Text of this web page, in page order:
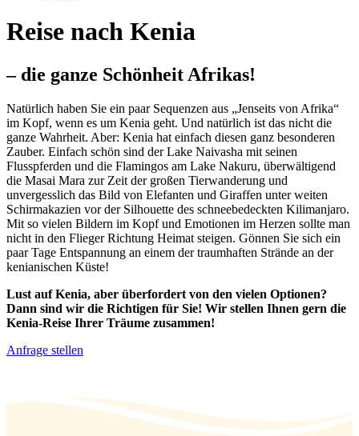
Reise nach Kenia
– die ganze Schönheit Afrikas!
Natürlich haben Sie ein paar Sequenzen aus „Jenseits von Afrika“
im Kopf, wenn es um Kenia geht. Und natürlich ist das nicht die
ganze Wahrheit. Aber: Kenia hat einfach diesen ganz besonderen
Zauber. Einfach schön sind der Lake Naivasha mit seinen
Flusspferden und die Flamingos am Lake Nakuru, überwältigend
die Masai Mara zur Zeit der großen Tierwanderung und
unvergesslich das Bild von Elefanten und Giraffen unter weiten
Schirmakazien vor der Silhouette des schneebedeckten Kilimanjaro.
Mit so vielen Bildern im Kopf und Emotionen im Herzen sollte man
nicht in den Flieger Richtung Heimat steigen. Gönnen Sie sich ein
paar Tage Entspannung an einem der traumhaften Strände an der
kenianischen Küste!
Lust auf Kenia, aber überfordert von den vielen Optionen?
Dann sind wir die Richtigen für Sie! Wir stellen Ihnen gern die
Kenia-Reise Ihrer Träume zusammen!
Anfrage stellen